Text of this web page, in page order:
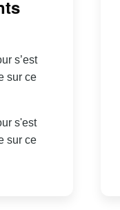
s’est
sur ce
s'est
sur ce